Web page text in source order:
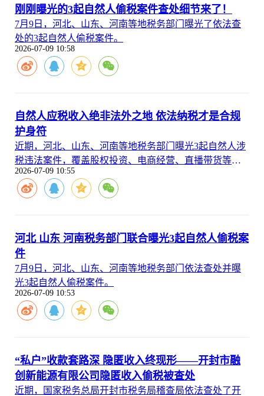
刚刚曝光的3起自然人偷税案件查处细节来了！
7月9日，河北、山东、河南等地税务部门曝光了依法查
处的3起自然人偷税案件。
2026-07-09 10:58
自然人应税收入绝非法外之地 依法纳税才是合规
护身符
近期，河北、山东、河南等地税务部门曝光3起自然人涉
税违法案件，覆盖股权投资、电商经营、直播带货等多
种收入场景，涉案人员通过各类隐蔽方式少缴个人所得
税、增值税等税费，最终被追缴税费款、加收滞纳金并
敲响合规警钟。
2026-07-09 10:55
河北 山东 河南税务部门联合曝光3起自然人偷税案
件
7月9日，河北、山东、河南等地税务部门依法查处并曝
光3起自然人偷税案件。
2026-07-09 10:53
“私户”收款套路深 隐匿收入终现形——开封市融
创新能源有限公司隐匿收入偷税被查处
近期，国家税务总局开封市税务局稽查局依法查处了开